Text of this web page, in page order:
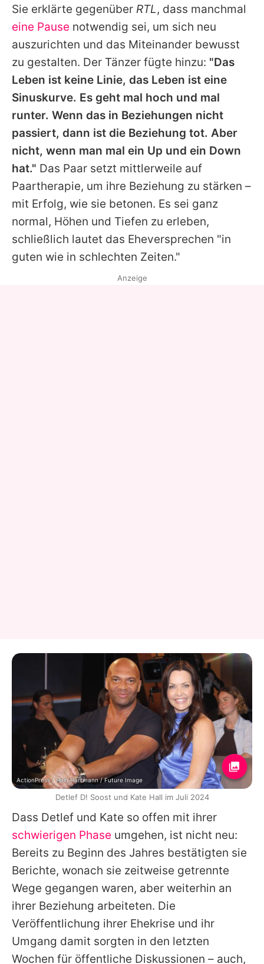
Sie erklärte gegenüber RTL, dass manchmal
eine Pause notwendig sei, um sich neu
auszurichten und das Miteinander bewusst
zu gestalten. Der Tänzer fügte hinzu: "Das
Leben ist keine Linie, das Leben ist eine
Sinuskurve. Es geht mal hoch und mal
runter. Wenn das in Beziehungen nicht
passiert, dann ist die Beziehung tot. Aber
nicht, wenn man mal ein Up und ein Down
hat." Das Paar setzt mittlerweile auf
Paartherapie, um ihre Beziehung zu stärken –
mit Erfolg, wie sie betonen. Es sei ganz
normal, Höhen und Tiefen zu erleben,
schließlich lautet das Eheversprechen "in
guten wie in schlechten Zeiten."
Dass Detlef und Kate so offen mit ihrer
schwierigen Phase umgehen, ist nicht neu:
Bereits zu Beginn des Jahres bestätigten sie
Berichte, wonach sie zeitweise getrennte
Wege gegangen waren, aber weiterhin an
ihrer Beziehung arbeiteten. Die
Veröffentlichung ihrer Ehekrise und ihr
Umgang damit sorgten in den letzten
Wochen für öffentliche Diskussionen – auch,
Anzeige
ActionPress / Hein Hartmann / Future Image
Detlef D! Soost und Kate Hall im Juli 2024